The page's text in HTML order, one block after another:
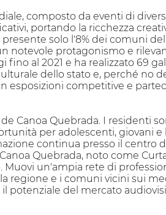
composto da eventi di
portando la ricchezza
solo l'8% dei comuni
notevole protagonismo e
fino al 2021 e ha realizzato 69
dello stato e, perché no
esposizioni competitive e
Canoa Quebrada. I residenti
per adolescenti, giovani
continua presso il centro
Quebrada, noto come
Muovi un'ampia rete di
e i comuni vicini sui
del mercato